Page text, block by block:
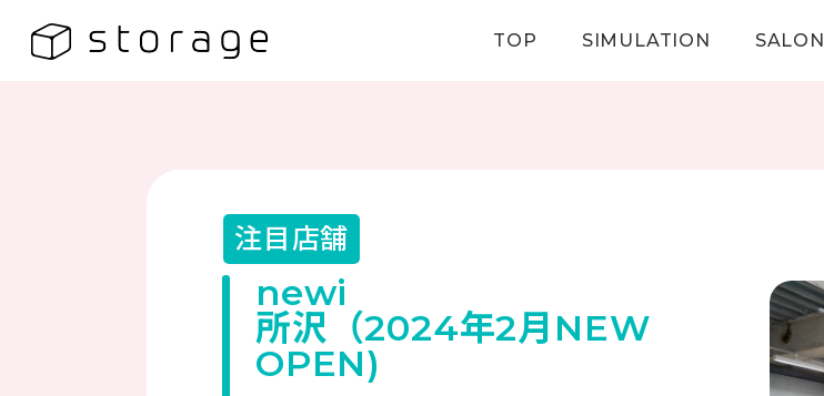
TOP SIMULATION SALON
注目店舗
newi
所沢（2024年2月NEW
OPEN)